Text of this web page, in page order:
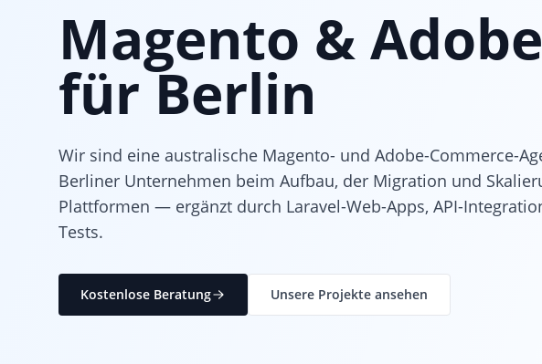
Magento &
für Berlin
Wir sind eine australische Magento- und Adobe-Commerce-
Berliner Unternehmen beim Aufbau, der Migration und
Plattformen — ergänzt durch Laravel-Web-Apps, API-
Tests.
Kostenlose Beratung Unsere Projekte ansehen